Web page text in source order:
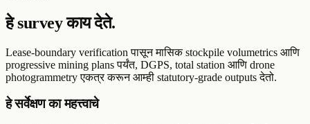
हे survey काय देते.
Lease-boundary verification पासून मासिक stockpile volumetrics आणि
progressive mining plans पर्यंत, DGPS, total station आणि drone
photogrammetry एकत्र करून आम्ही statutory-grade outputs देतो.
हे सर्वेक्षण का महत्त्वाचे